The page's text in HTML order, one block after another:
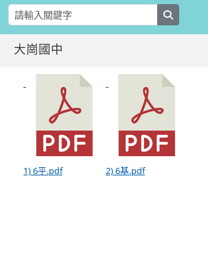
大崗國中
110年6月月報
1) 6平.pdf 2) 6基.pdf